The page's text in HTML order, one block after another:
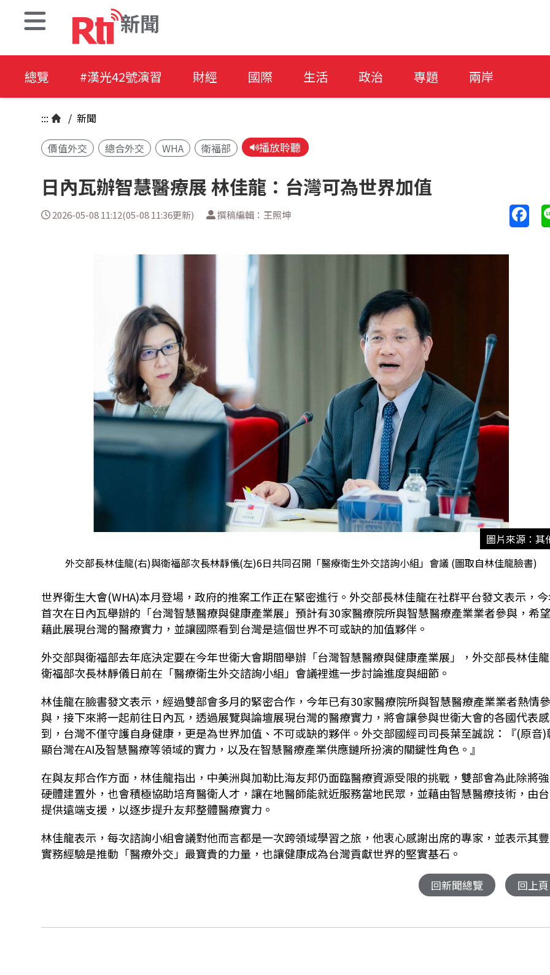
新聞
總覽 #漢光42號演習 財經 國際 生活 政治 專題 兩岸
::: / 新聞
價值外交 總合外交 WHA 衛福部 播放聆聽
日內瓦辦智慧醫療展 林佳龍：台灣可為世界加值
2026-05-08 11:12(05-08 11:36更新) 撰稿編輯：王照坤
圖片來源：其
外交部長林佳龍(右)與衛福部次長林靜儀(左)6日共同召開「醫療衛生外交諮詢小組」會議 (圖取自林佳龍臉書)
世界衛生大會(WHA)本月登場，政府的推案工作正在緊密進行。外交部長林佳龍在社群平台發文表示，
首次在日內瓦舉辦的「台灣智慧醫療與健康產業展」預計有30家醫療院所與智慧醫療產業業者參與，希
藉此展現台灣的醫療實力，並讓國際看到台灣是這個世界不可或缺的加值夥伴。
外交部與衛福部去年底決定要在今年世衛大會期間舉辦「台灣智慧醫療與健康產業展」，外交部長林佳
衛福部次長林靜儀日前在「醫療衛生外交諮詢小組」會議裡進一步討論進度與細節。
林佳龍在臉書發文表示，經過雙部會多月的緊密合作，今年已有30家醫療院所與智慧醫療產業業者熱情
與，接下來將一起前往日內瓦，透過展覽與論壇展現台灣的醫療實力，將會讓參與世衛大會的各國代表
到，台灣不僅守護自身健康，更是為世界加值、不可或缺的夥伴。外交部國經司司長葉至誠說：『(原音)
顯台灣在AI及智慧醫療等領域的實力，以及在智慧醫療產業供應鏈所扮演的關鍵性角色。』
在與友邦合作方面，林佳龍指出，中美洲與加勒比海友邦仍面臨醫療資源受限的挑戰，雙部會為此除將
硬體建置外，也會積極協助培育醫衛人才，讓在地醫師能就近服務當地民眾，並藉由智慧醫療技術，由
提供遠端支援，以逐步提升友邦整體醫療實力。
林佳龍表示，每次諮詢小組會議對他而言都是一次跨領域學習之旅，他衷心感謝出席的專家，並表示其
實務經驗是推動「醫療外交」最寶貴的力量，也讓健康成為台灣貢獻世界的堅實基石。
回新聞總覽 回上頁